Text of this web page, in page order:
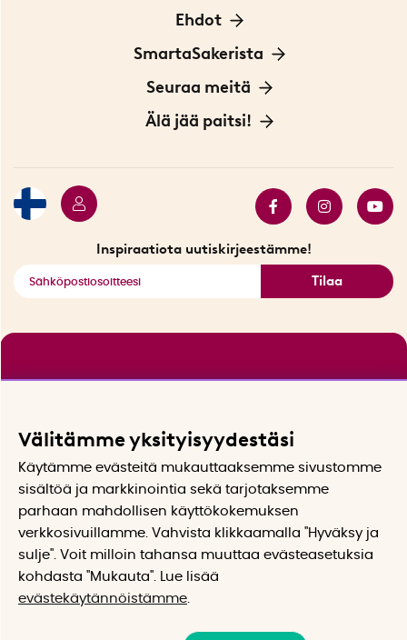
Ota yhteyttä
Ehdot
Tietoa evästeistä
Yksityisyydensuoja
Sopimusehdot
SmartaSakerista
Meistä
Myymälä Tukholmassa
Seuraa meitä
Innovaattoriblogi
Älä jää paitsi!
Katso kaikki älykkäät tuotteet
Inspiraatiota uutiskirjeestämme!
Tilaa
Välitämme yksityisyydestäsi
Käytämme evästeitä mukauttaaksemme sivustomme
sisältöä ja markkinointia sekä tarjotaksemme
parhaan mahdollisen käyttökokemuksen
verkkosivuillamme. Vahvista klikkaamalla "Hyväksy ja
sulje". Voit milloin tahansa muuttaa evästeasetuksia
kohdasta "Mukauta". Lue lisää
evästekäytännöistämme